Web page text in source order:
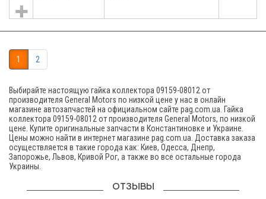
1 2
Выбирайте настоящую гайка коллектора 09159-08012 от
производителя General Motors по низкой цене у нас в онлайн
магазине автозапчастей на официальном сайте pag.com.ua. Гайка
коллектора 09159-08012 от производителя General Motors, по низкой
цене. Купите оригинальные запчасти в Константиновке и Украине.
Цены можно найти в интернет магазине pag.com.ua. Доставка заказа
осуществляется в такие города как: Киев, Одесса, Днепр,
Запорожье, Львов, Кривой Рог, а также во все остальные города
Украины.
ОТЗЫВЫ